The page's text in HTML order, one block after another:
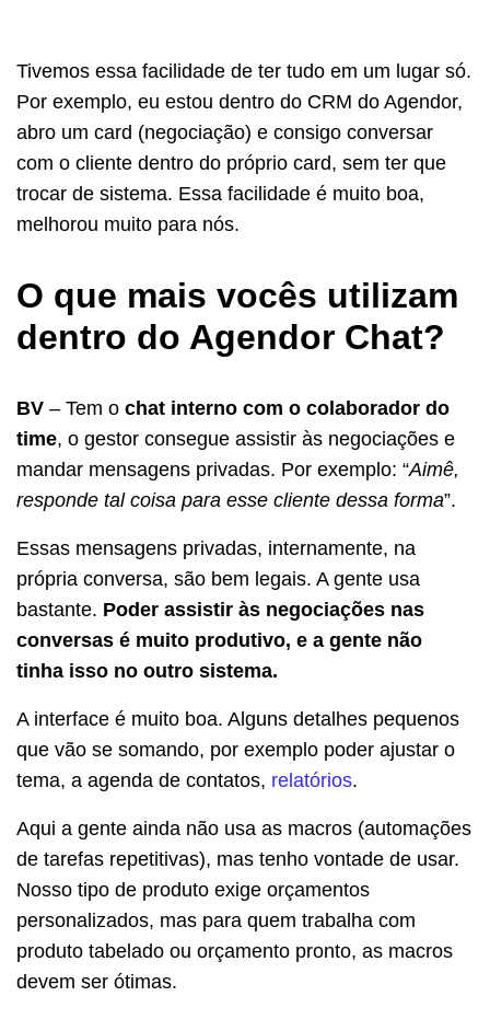
Tivemos essa facilidade de ter tudo em um lugar só.
Por exemplo, eu estou dentro do CRM do Agendor,
abro um card (negociação) e consigo conversar
com o cliente dentro do próprio card, sem ter que
trocar de sistema. Essa facilidade é muito boa,
melhorou muito para nós.
O que mais vocês utilizam
dentro do Agendor Chat?
BV – Tem o chat interno com o colaborador do
time, o gestor consegue assistir às negociações e
mandar mensagens privadas. Por exemplo: “Aimê,
responde tal coisa para esse cliente dessa forma”.
Essas mensagens privadas, internamente, na
própria conversa, são bem legais. A gente usa
bastante. Poder assistir às negociações nas
conversas é muito produtivo, e a gente não
tinha isso no outro sistema.
A interface é muito boa. Alguns detalhes pequenos
que vão se somando, por exemplo poder ajustar o
tema, a agenda de contatos, relatórios.
Aqui a gente ainda não usa as macros (automações
de tarefas repetitivas), mas tenho vontade de usar.
Nosso tipo de produto exige orçamentos
personalizados, mas para quem trabalha com
produto tabelado ou orçamento pronto, as macros
devem ser ótimas.